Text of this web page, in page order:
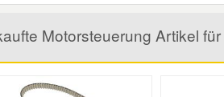
Motorsteuerung Artikel